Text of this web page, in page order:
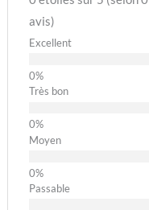
avis)
Excellent
Très bon
Moyen
Passable